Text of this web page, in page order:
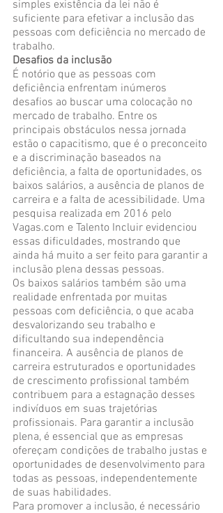
simples existência da lei não é
suficiente para efetivar a inclusão das
pessoas com deficiência no mercado de
trabalho.
Desafios da inclusão
É notório que as pessoas com
deficiência enfrentam inúmeros
desafios ao buscar uma colocação no
mercado de trabalho. Entre os
principais obstáculos nessa jornada
estão o capacitismo, que é o preconceito
e a discriminação baseados na
deficiência, a falta de oportunidades, os
baixos salários, a ausência de planos de
carreira e a falta de acessibilidade. Uma
pesquisa realizada em 2016 pelo
Vagas.com e Talento Incluir evidenciou
essas dificuldades, mostrando que
ainda há muito a ser feito para garantir a
inclusão plena dessas pessoas.
Os baixos salários também são uma
realidade enfrentada por muitas
pessoas com deficiência, o que acaba
desvalorizando seu trabalho e
dificultando sua independência
financeira. A ausência de planos de
carreira estruturados e oportunidades
de crescimento profissional também
contribuem para a estagnação desses
indivíduos em suas trajetórias
profissionais. Para garantir a inclusão
plena, é essencial que as empresas
ofereçam condições de trabalho justas e
oportunidades de desenvolvimento para
todas as pessoas, independentemente
de suas habilidades.
Para promover a inclusão, é necessário